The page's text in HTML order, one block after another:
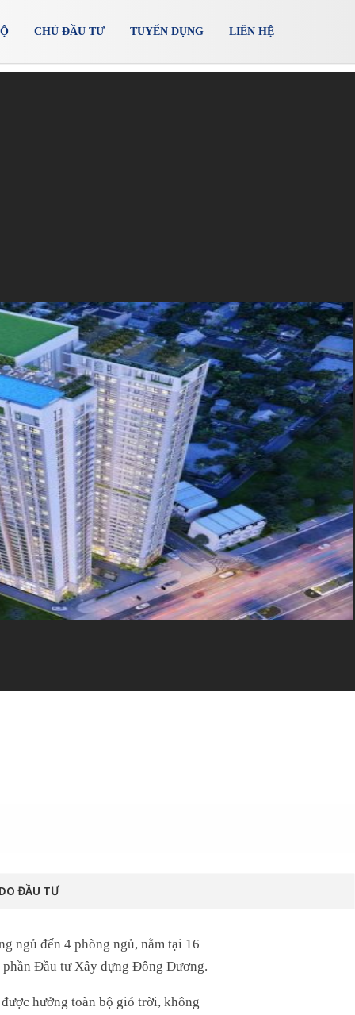
CHỦ ĐẦU TƯ TUYỂN DỤNG LIÊN HỆ
ĐẦU TƯ
ngủ đến 4 phòng ngủ, nằm tại 16
Đầu tư Xây dựng Đông Dương.
hưởng toàn bộ gió trời, không